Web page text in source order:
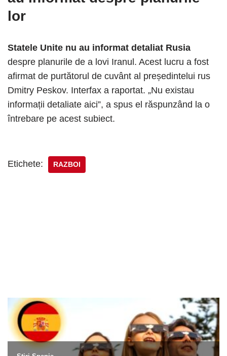
lor
Statele Unite nu au informat detaliat Rusia
despre planurile de a lovi Iranul. Acest lucru a fost
afirmat de purtătorul de cuvânt al președintelui rus
Dmitry Peskov. Interfax a raportat. „Nu existau
informații detaliate aici”, a spus el răspunzând la o
întrebare pe acest subiect.
Etichete: RAZBOI